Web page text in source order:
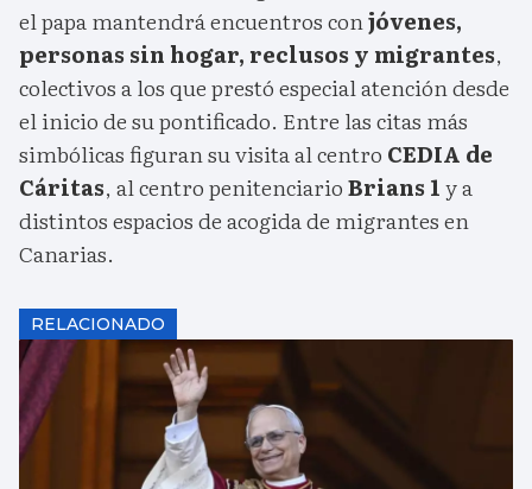
el papa mantendrá encuentros conjóvenes,
personas sin hogar, reclusos y migrantes,
colectivos a los que prestó especial atención desde
el inicio de su pontificado. Entre las citas más
simbólicas figuran su visita al centro CEDIA de
Cáritas, al centro penitenciarioBrians 1y a
distintos espacios de acogida de migrantes en
Canarias.
RELACIONADO